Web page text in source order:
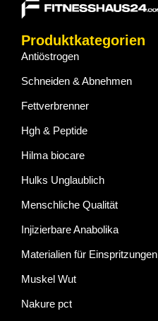
Produktkategorien
Antiöstrogen
Schneiden & Abnehmen
Fettverbrenner
Hgh & Peptide
Hilma biocare
Hulks Unglaublich
Menschliche Qualität
Injizierbare Anabolika
Materialien für Einspritzungen
Muskel Wut
Nakure pct